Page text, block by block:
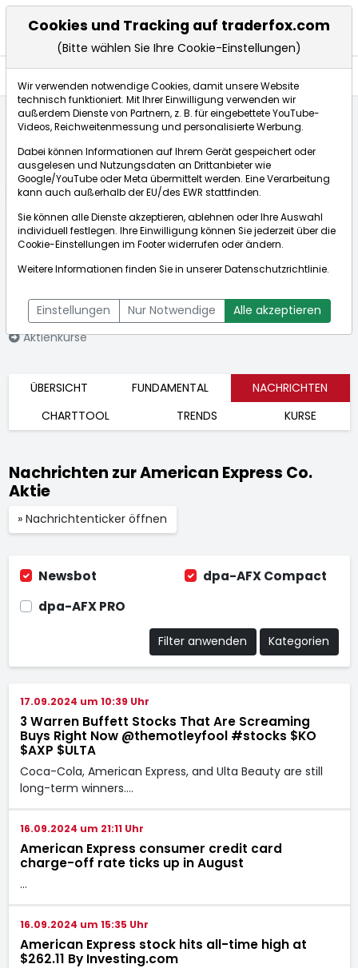
Börse:
Express Co.
[WKN: 850226 | ISIN:
US0258161092]
Aktienkurse
Bid:301,900€Ask:302,200€
ÜBERSICHT FUNDAMENTAL
NACHRICHTEN
CHARTTOOL
TRENDS KURSE
Nachrichten zur American Express Co.
Aktie
» Nachrichtenticker öffnen
Newsbot
dpa-AFX Compact
dpa-AFX PRO
Filter anwenden Kategorien
17.09.2024 um 10:39 Uhr
3 Warren Buffett Stocks That Are Screaming
Buys Right Now @themotleyfool #stocks $KO
$AXP $ULTA
Coca-Cola, American Express, and Ulta Beauty are still
long-term winners.…
16.09.2024 um 21:11 Uhr
American Express consumer credit card
charge-off rate ticks up in August
…
16.09.2024 um 15:35 Uhr
American Express stock hits all-time high at
$262.11 By Investing.com
Cookies und Tracking auf traderfox.com
(Bitte wählen Sie Ihre Cookie-Einstellungen)
Wir verwenden notwendige Cookies, damit unsere Website
technisch funktioniert. Mit Ihrer Einwilligung verwenden wir
außerdem Dienste von Partnern, z. B. für eingebettete YouTube-
Videos, Reichweitenmessung und personalisierte Werbung.
Dabei können Informationen auf Ihrem Gerät gespeichert oder
ausgelesen und Nutzungsdaten an Drittanbieter wie
Google/YouTube oder Meta übermittelt werden. Eine Verarbeitung
kann auch außerhalb der EU/des EWR stattfinden.
Sie können alle Dienste akzeptieren, ablehnen oder Ihre Auswahl
individuell festlegen. Ihre Einwilligung können Sie jederzeit über die
Cookie-Einstellungen im Footer widerrufen oder ändern.
Weitere Informationen finden Sie in unsererDatenschutzrichtlinie.
Einstellungen Nur Notwendige Alle akzeptieren